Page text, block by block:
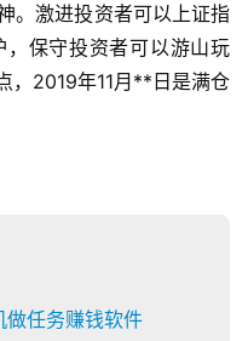
。激进投资者可以上证指
保守投资者可以游山玩
，2019年11月**日是满仓
做任务赚钱软件